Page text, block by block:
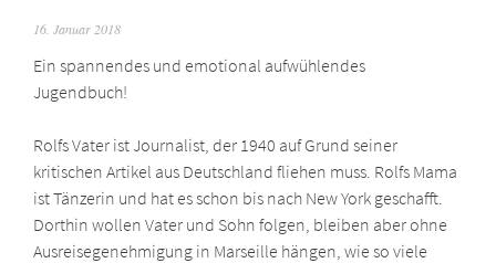
16. Januar 2018
Ein spannendes und emotional aufwühlendes
Jugendbuch!
Rolfs Vater ist Journalist, der 1940 auf Grund seiner
kritischen Artikel aus Deutschland fliehen muss. Rolfs Mama
ist Tänzerin und hat es schon bis nach New York geschafft.
Dorthin wollen Vater und Sohn folgen, bleiben aber ohne
Ausreisegenehmigung in Marseille hängen, wie so viele